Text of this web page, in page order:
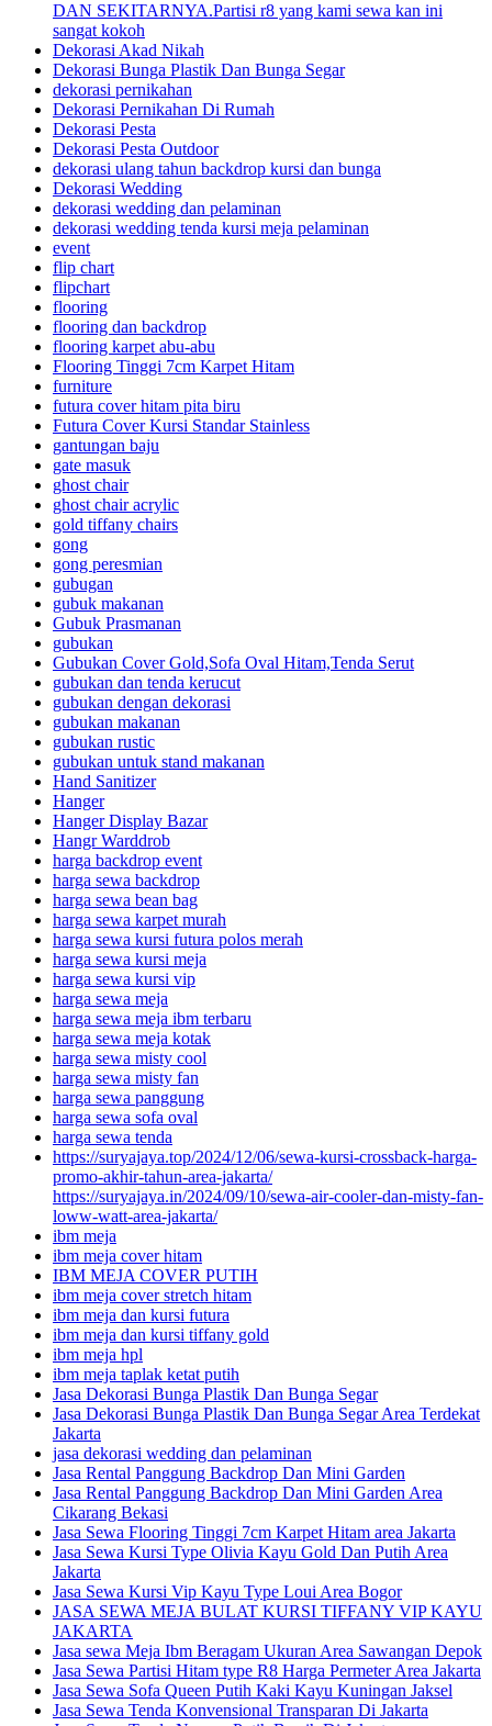
DAN SEKITARNYA.Partisi r8 yang kami sewa kan ini
sangat kokoh
Dekorasi Akad Nikah
Dekorasi Bunga Plastik Dan Bunga Segar
dekorasi pernikahan
Dekorasi Pernikahan Di Rumah
Dekorasi Pesta
Dekorasi Pesta Outdoor
dekorasi ulang tahun backdrop kursi dan bunga
Dekorasi Wedding
dekorasi wedding dan pelaminan
dekorasi wedding tenda kursi meja pelaminan
event
flip chart
flipchart
flooring
flooring dan backdrop
flooring karpet abu-abu
Flooring Tinggi 7cm Karpet Hitam
furniture
futura cover hitam pita biru
Futura Cover Kursi Standar Stainless
gantungan baju
gate masuk
ghost chair
ghost chair acrylic
gold tiffany chairs
gong
gong peresmian
gubugan
gubuk makanan
Gubuk Prasmanan
gubukan
Gubukan Cover Gold,Sofa Oval Hitam,Tenda Serut
gubukan dan tenda kerucut
gubukan dengan dekorasi
gubukan makanan
gubukan rustic
gubukan untuk stand makanan
Hand Sanitizer
Hanger
Hanger Display Bazar
Hangr Warddrob
harga backdrop event
harga sewa backdrop
harga sewa bean bag
harga sewa karpet murah
harga sewa kursi futura polos merah
harga sewa kursi meja
harga sewa kursi vip
harga sewa meja
harga sewa meja ibm terbaru
harga sewa meja kotak
harga sewa misty cool
harga sewa misty fan
harga sewa panggung
harga sewa sofa oval
harga sewa tenda
https://suryajaya.top/2024/12/06/sewa-kursi-crossback-harga-
promo-akhir-tahun-area-jakarta/
https://suryajaya.in/2024/09/10/sewa-air-cooler-dan-misty-fan-
loww-watt-area-jakarta/
ibm meja
ibm meja cover hitam
IBM MEJA COVER PUTIH
ibm meja cover stretch hitam
ibm meja dan kursi futura
ibm meja dan kursi tiffany gold
ibm meja hpl
ibm meja taplak ketat putih
Jasa Dekorasi Bunga Plastik Dan Bunga Segar
Jasa Dekorasi Bunga Plastik Dan Bunga Segar Area Terdekat
Jakarta
jasa dekorasi wedding dan pelaminan
Jasa Rental Panggung Backdrop Dan Mini Garden
Jasa Rental Panggung Backdrop Dan Mini Garden Area
Cikarang Bekasi
Jasa Sewa Flooring Tinggi 7cm Karpet Hitam area Jakarta
Jasa Sewa Kursi Type Olivia Kayu Gold Dan Putih Area
Jakarta
Jasa Sewa Kursi Vip Kayu Type Loui Area Bogor
JASA SEWA MEJA BULAT KURSI TIFFANY VIP KAYU
JAKARTA
Jasa sewa Meja Ibm Beragam Ukuran Area Sawangan Depok
Jasa Sewa Partisi Hitam type R8 Harga Permeter Area Jakarta
Jasa Sewa Sofa Queen Putih Kaki Kayu Kuningan Jaksel
Jasa Sewa Tenda Konvensional Transparan Di Jakarta